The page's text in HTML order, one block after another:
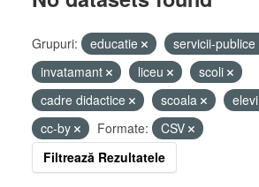
Grupuri: educatie servicii-publice
invatamant
liceu
scoli
cadre didactice
scoala elevi
cc-by
Formate:
CSV
Filtrează Rezultatele